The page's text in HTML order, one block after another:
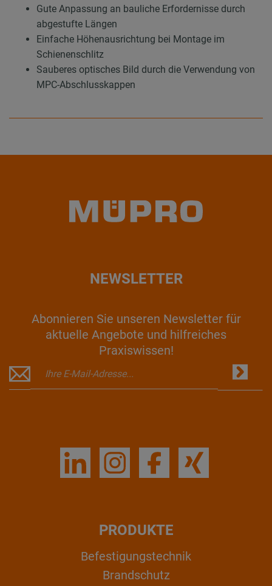
Gute Anpassung an bauliche Erfordernisse durch
abgestufte Längen
Einfache Höhenausrichtung bei Montage im
Schienenschlitz
Sauberes optisches Bild durch die Verwendung von
MPC-Abschlusskappen
NEWSLETTER
Abonnieren Sie unseren Newsletter für
aktuelle Angebote und hilfreiches
Praxiswissen!
PRODUKTE
Befestigungstechnik
Brandschutz